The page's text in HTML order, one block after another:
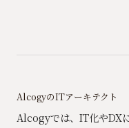
AlcogyのITアーキテクト
Alcogyでは、IT化やDX